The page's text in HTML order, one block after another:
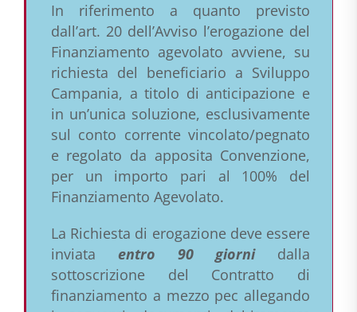
In riferimento a quanto previsto
dall’art. 20 dell’Avviso l’erogazione del
Finanziamento agevolato avviene, su
richiesta del beneficiario a Sviluppo
Campania, a titolo di anticipazione e
in un’unica soluzione, esclusivamente
sul conto corrente vincolato/pegnato
e regolato da apposita Convenzione,
per un importo pari al 100% del
Finanziamento Agevolato.
La Richiesta di erogazione deve essere
inviata entro 90 giornidalla
sottoscrizione del Contratto di
finanziamento a mezzo pec allegando